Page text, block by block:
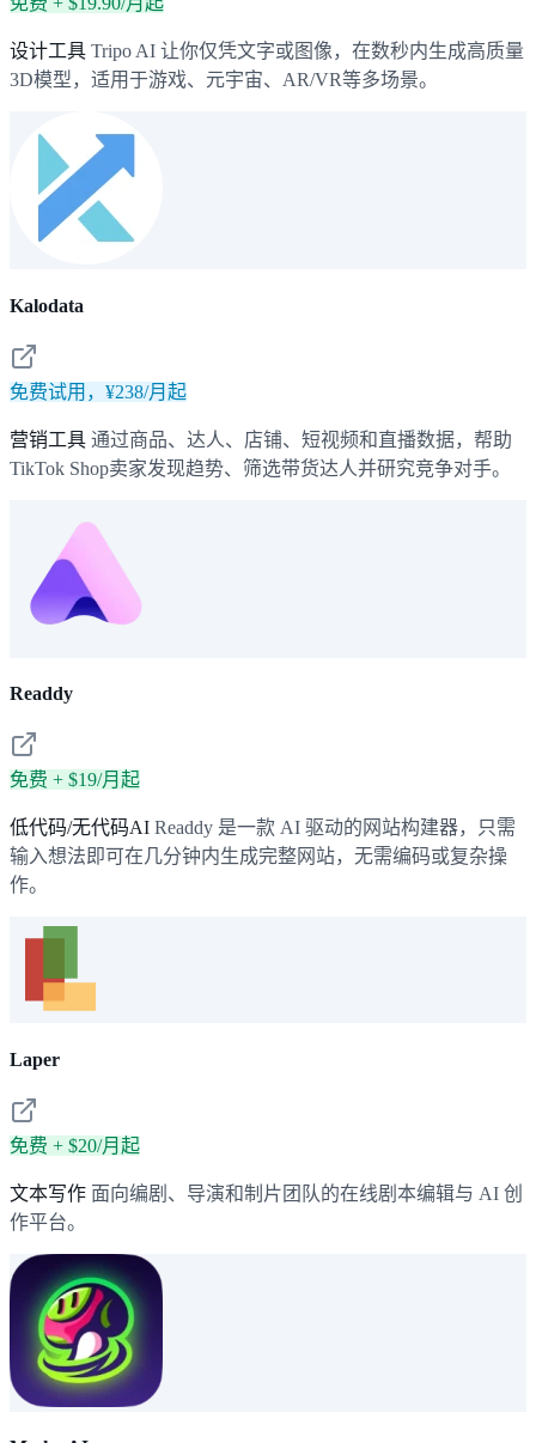
设计工具 Tripo AI 让你仅凭文字或图像，在数秒内生成高质量
3D模型，适用于游戏、元宇宙、AR/VR等多场景。
Kalodata
免费试用，¥238/月起
营销工具 通过商品、达人、店铺、短视频和直播数据，帮助
TikTok Shop卖家发现趋势、筛选带货达人并研究竞争对手。
Readdy
免费 + $19/月起
低代码/无代码AI Readdy 是一款 AI 驱动的网站构建器，只需
输入想法即可在几分钟内生成完整网站，无需编码或复杂操
作。
Laper
免费 + $20/月起
文本写作 面向编剧、导演和制片团队的在线剧本编辑与 AI 创
作平台。